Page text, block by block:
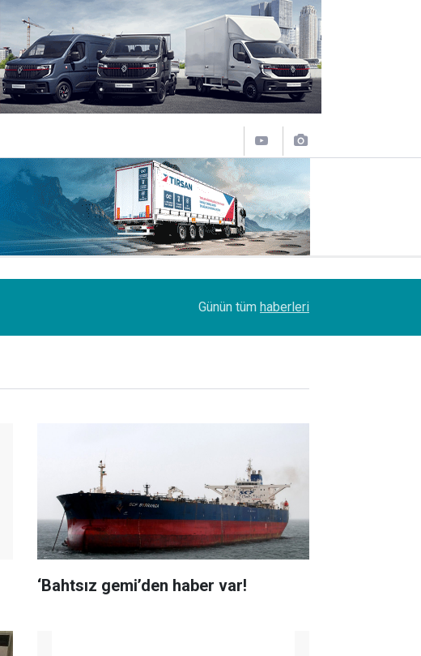
Lojistik sektörünün acı kaybı; Cihan Yıldıran
Günün tüm haberleri
‘Bahtsız gemi’den haber var!